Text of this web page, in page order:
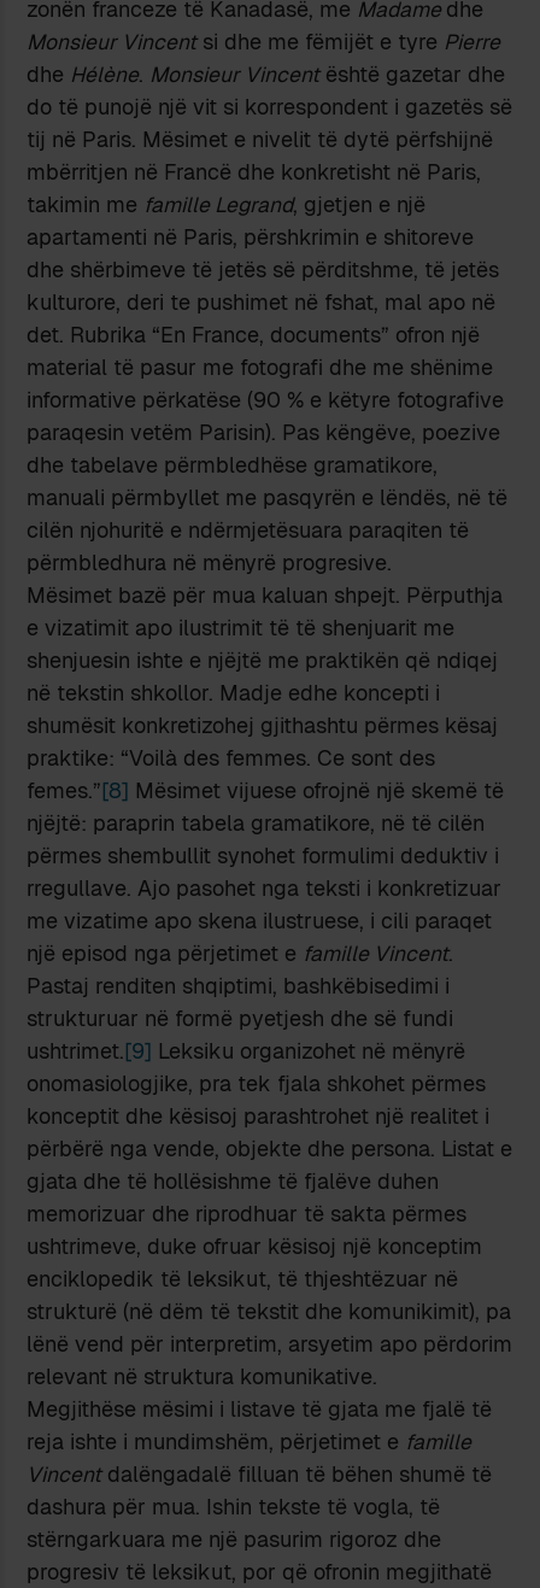
zonën franceze të Kanadasë, me Madame dhe
Monsieur Vincentsi dhe me fëmijët e tyre Pierre
dhe Hélène. Monsieur Vincentështë gazetar dhe
do të punojë një vit si korrespondent i gazetës së
tij në Paris. Mësimet e nivelit të dytë përfshijnë
mbërritjen në Francë dhe konkretisht në Paris,
takimin me famille Legrand, gjetjen e një
apartamenti në Paris, përshkrimin e shitoreve
dhe shërbimeve të jetës së përditshme, të jetës
kulturore, deri te pushimet në fshat, mal apo në
det. Rubrika “En France, documents” ofron një
material të pasur me fotografi dhe me shënime
informative përkatëse (90 % e këtyre fotografive
paraqesin vetëm Parisin). Pas këngëve, poezive
dhe tabelave përmbledhëse gramatikore,
manuali përmbyllet me pasqyrën e lëndës, në të
cilën njohuritë e ndërmjetësuara paraqiten të
përmbledhura në mënyrë progresive.
Mësimet bazë për mua kaluan shpejt. Përputhja
e vizatimit apo ilustrimit të të shenjuarit me
shenjuesin ishte e njëjtë me praktikën që ndiqej
në tekstin shkollor. Madje edhe koncepti i
shumësit konkretizohej gjithashtu përmes kësaj
praktike: “Voilà des femmes. Ce sont des
femes.”[8] Mësimet vijuese ofrojnë një skemë të
njëjtë: paraprin tabela gramatikore, në të cilën
përmes shembullit synohet formulimi deduktiv i
rregullave. Ajo pasohet nga teksti i konkretizuar
me vizatime apo skena ilustruese, i cili paraqet
një episod nga përjetimet e famille Vincent.
Pastaj renditen shqiptimi, bashkëbisedimi i
strukturuar në formë pyetjesh dhe së fundi
ushtrimet.[9] Leksiku organizohet në mënyrë
onomasiologjike, pra tek fjala shkohet përmes
konceptit dhe kësisoj parashtrohet një realitet i
përbërë nga vende, objekte dhe persona. Listat e
gjata dhe të hollësishme të fjalëve duhen
memorizuar dhe riprodhuar të sakta përmes
ushtrimeve, duke ofruar kësisoj një konceptim
enciklopedik të leksikut, të thjeshtëzuar në
strukturë (në dëm të tekstit dhe komunikimit), pa
lënë vend për interpretim, arsyetim apo përdorim
relevant në struktura komunikative.
Megjithëse mësimi i listave të gjata me fjalë të
reja ishte i mundimshëm, përjetimet e famille
Vincentdalëngadalë filluan të bëhen shumë të
dashura për mua. Ishin tekste të vogla, të
stërngarkuara me një pasurim rigoroz dhe
progresiv të leksikut, por që ofronin megjithatë